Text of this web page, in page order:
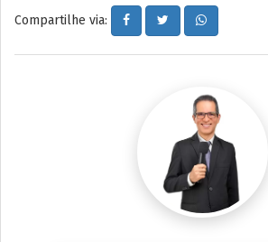
Compartilhe via: